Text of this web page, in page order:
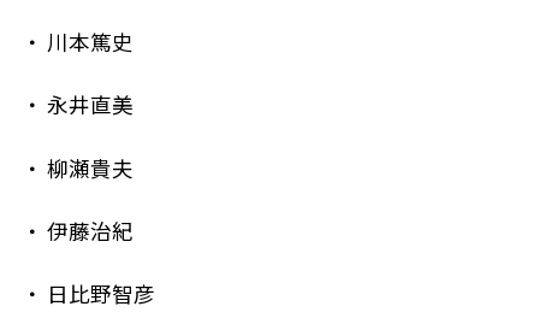
川本篤史
永井直美
柳瀬貴夫
伊藤治紀
日比野智彦